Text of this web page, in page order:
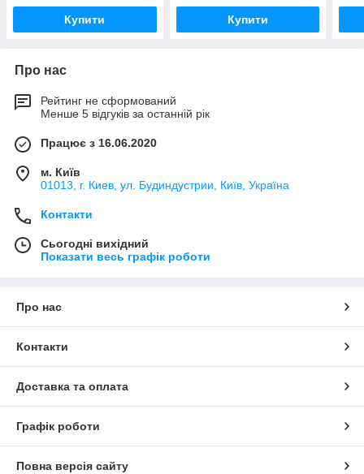
Купити Купити
Про нас
Рейтинг не сформований
Менше 5 відгуків за останній рік
Працює з 16.06.2020
м. Київ
01013, г. Киев, ул. Будиндустрии, Київ, Україна
Контакти
Сьогодні вихідний
Показати весь графік роботи
Про нас
Контакти
Доставка та оплата
Графік роботи
Повна версія сайту